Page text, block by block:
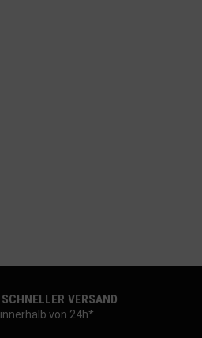
SCHNELLER VERSAND
innerhalb von 24h*